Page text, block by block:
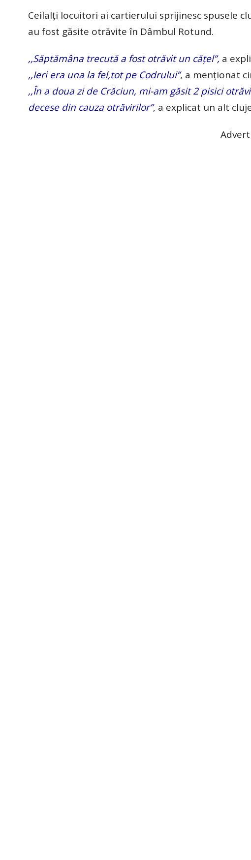
Ceilalți locuitori ai cartierului sprijinesc spusele
au fost găsite otrăvite în Dâmbul Rotund.
,,Săptămâna trecută a fost otrăvit un cățel”, a
,,Ieri era una la fel,tot pe Codrului”, a menționat
,,În a doua zi de Crăciun, mi-am găsit 2 pisici
decese din cauza otrăvirilor”, a explicat un alt